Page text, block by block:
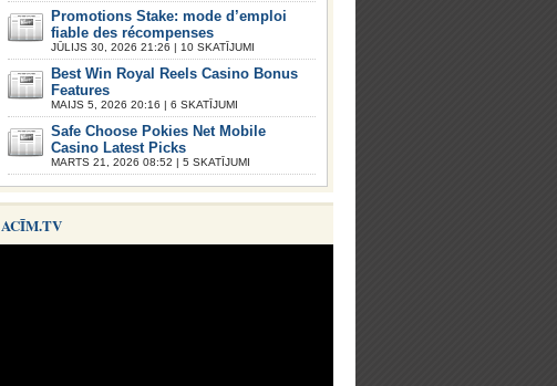
Promotions Stake: mode d’emploi
fiable des récompenses
JŪLIJS 30, 2026 21:26 | 10 SKATĪJUMI
Best Win Royal Reels Casino Bonus
Features
MAIJS 5, 2026 20:16 | 6 SKATĪJUMI
Safe Choose Pokies Net Mobile
Casino Latest Picks
MARTS 21, 2026 08:52 | 5 SKATĪJUMI
ACĪM.TV